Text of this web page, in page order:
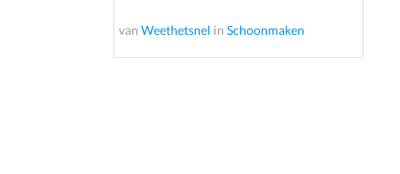
van Weethetsnel in Schoonmaken